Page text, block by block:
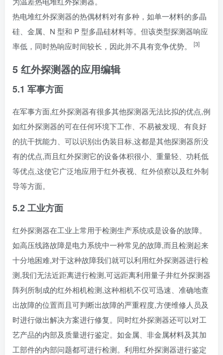
热电堆红外探测器的热偶材料对有多种，如单一材料的多晶
硅、金属、N 型和 P 型多晶硅材料等。但该类型探测器响应
率低，同时热响应时间较长，因此并不具有竞争优势。
[3]
5 红外探测器的应用编辑
5.1 军事方面
在军事方面,红外探测器有很多其他探测器无法比拟的优点,例
如红外探测器的可在任何环境下工作、不易被发现、有良好
的抗干扰能力、可以识别出伪装目标,这都是其他探测器所没
有的优点,而且红外探测它的设备体积很小、重量轻、功耗低
等优点,这使它广泛地应用于红外夜视、红外侦察以及红外制
导等方面。
5.2 工业方面
红外探测器在工业上常用于检测生产系统或是设备的故障。
如高压线路故障是电力系统中一种常见的故障,而且检测起来
十分地困难,对于这种故障我们就可以利用红外探测器进行检
测,我们无法近距离进行检测,可远距离利用量子井红外探测器
阵列所制成的红外相机检测,这种相机不仅可迅速、准确地查
出故障的位置而且可判断出故障的严重程度,方便维修人员及
时进行做出解决方案进行修复。同时红外探测器还可以对工
艺产品的内部及质量进行鉴定。如金属、非金属材料及其加
工部件的内部问题都可进行检测。利用红外探测器进行鉴定